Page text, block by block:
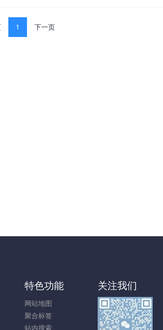
1 下一页
特色功能
网站地图
聚合标签
站内搜索
关注我们